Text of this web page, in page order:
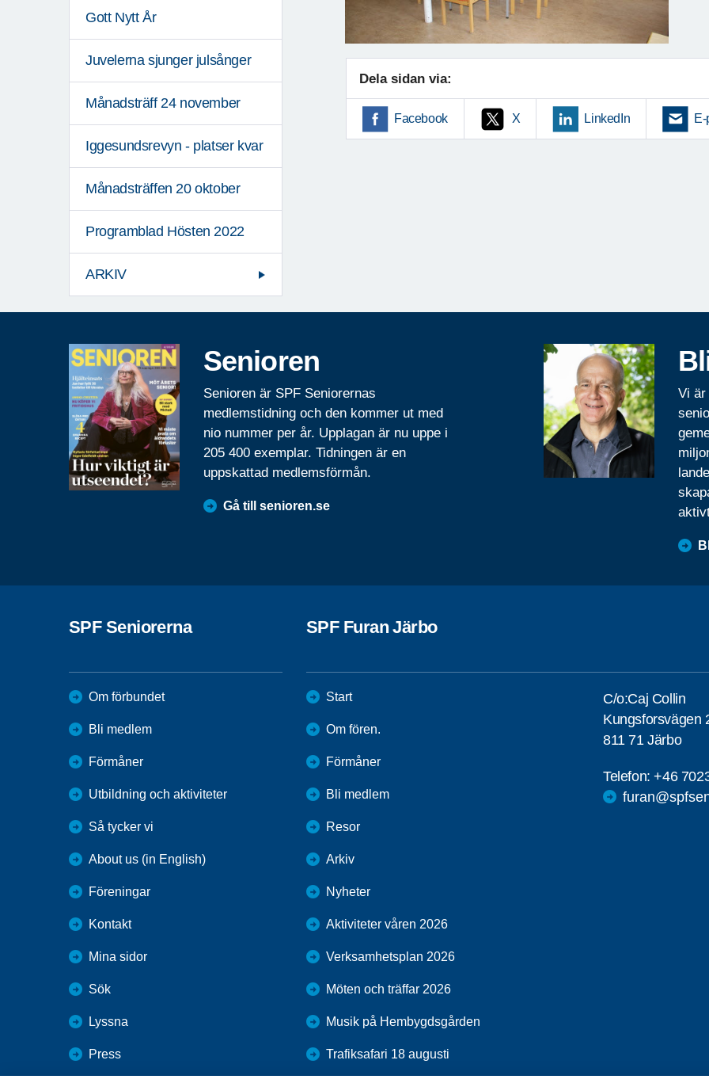
Gott Nytt År
Juvelerna sjunger julsånger
Månadsträff 24 november
Iggesundsrevyn - platser kvar
Månadsträffen 20 oktober
Programblad Hösten 2022
ARKIV
Dela sidan via:
Facebook X LinkedIn
Senioren
Senioren är SPF Seniorernas
medlemstidning och den kommer ut med
nio nummer per år. Upplagan är nu uppe i
205 400 exemplar. Tidningen är en
uppskattad medlemsförmån.
Gå till senioren.se
Vi är
SPF Seniorerna
Om förbundet
Bli medlem
Förmåner
Utbildning och aktiviteter
Så tycker vi
About us (in English)
Föreningar
Kontakt
Mina sidor
Sök
Lyssna
Press
SPF Furan Järbo
Start
Om fören.
Förmåner
Bli medlem
Resor
Arkiv
Nyheter
Aktiviteter våren 2026
Verksamhetsplan 2026
Möten och träffar 2026
Musik på Hembygdsgården
Trafiksafari 18 augusti
C/o:Caj Collin
Kungsforsvägen
811 71 Järbo
Telefon:+46